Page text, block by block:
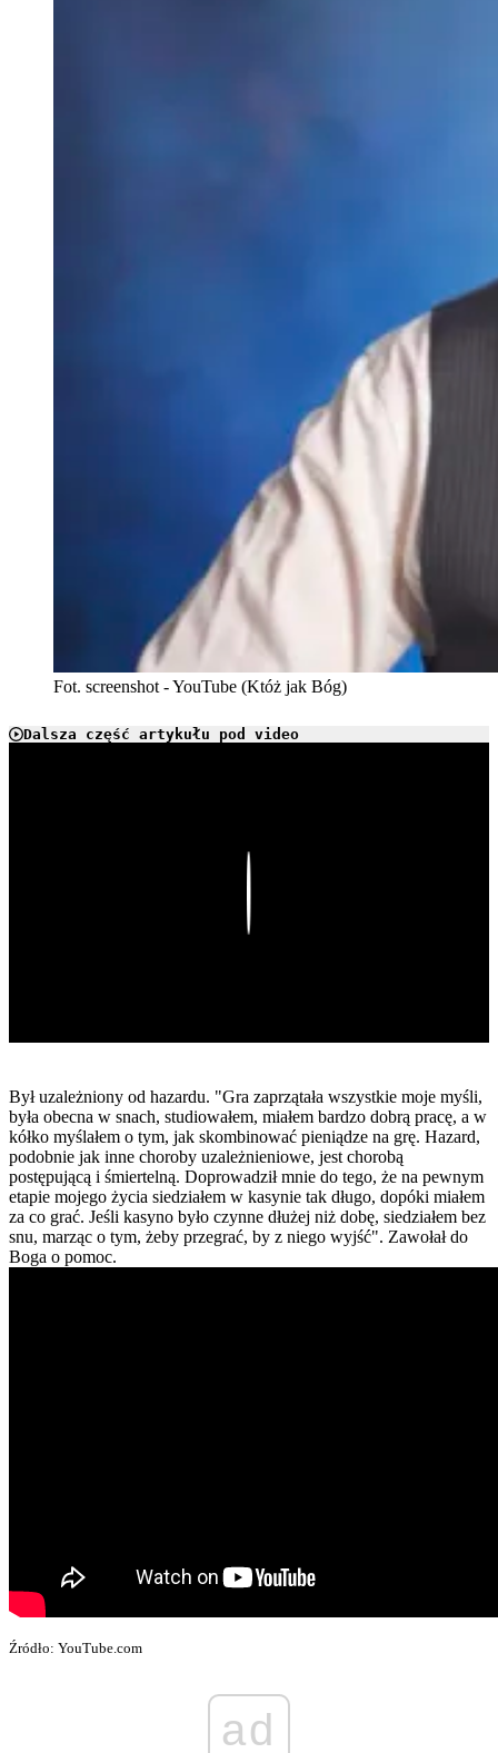
Fot. screenshot - YouTube (Któż jak Bóg)
Dalsza część artykułu pod video
Był uzależniony od hazardu. "Gra zaprzątała wszystkie moje myśli,
była obecna w snach, studiowałem, miałem bardzo dobrą pracę, a w
kółko myślałem o tym, jak skombinować pieniądze na grę. Hazard,
podobnie jak inne choroby uzależnieniowe, jest chorobą
postępującą i śmiertelną. Doprowadził mnie do tego, że na pewnym
etapie mojego życia siedziałem w kasynie tak długo, dopóki miałem
za co grać. Jeśli kasyno było czynne dłużej niż dobę, siedziałem bez
snu, marząc o tym, żeby przegrać, by z niego wyjść". Zawołał do
Boga o pomoc.
Źródło: YouTube.com
ad